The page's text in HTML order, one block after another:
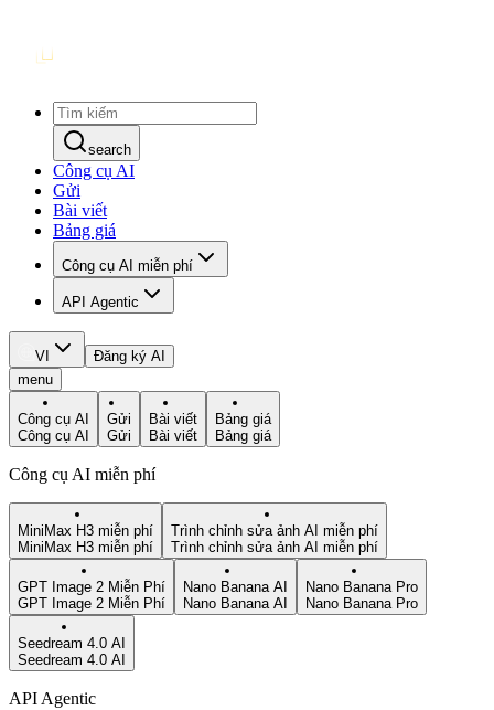
search
Công cụ AI
Gửi
Bài viết
Bảng giá
Công cụ AI miễn phí
API Agentic
VI
Đăng ký AI
menu
Công cụ AI
Công cụ AI
Gửi
Gửi
Bài viết
Bài viết
Bảng giá
Bảng giá
Công cụ AI miễn phí
MiniMax H3 miễn phí
MiniMax H3 miễn phí
Trình chỉnh sửa ảnh AI miễn phí
Trình chỉnh sửa ảnh AI miễn phí
GPT Image 2 Miễn Phí
GPT Image 2 Miễn Phí
Nano Banana AI
Nano Banana AI
Nano Banana Pro
Nano Banana Pro
Seedream 4.0 AI
Seedream 4.0 AI
API Agentic